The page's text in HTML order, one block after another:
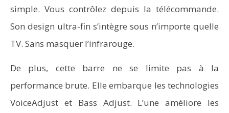
simple. Vous contrôlez depuis la télécommande.
Son design ultra-fin s’intègre sous n’importe quelle
TV. Sans masquer l’infrarouge.
De plus, cette barre ne se limite pas à la
performance brute. Elle embarque les technologies
VoiceAdjust et Bass Adjust. L’une améliore les